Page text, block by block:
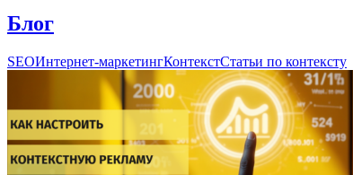
Блог
SEOИнтернет-маркетингКонтекстСтатьи по контексту